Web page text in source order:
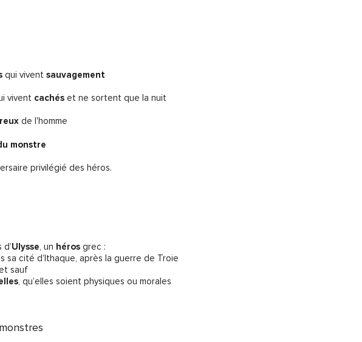
qui vivent sauvagement
vivent cachéset ne sortent que la nuit
de l'homme
monstre
privilégié des héros.
Ulysse, un héros grec :
cité d’Ithaque, après la guerre de Troie
sauf
, qu’elles soient physiques ou morales